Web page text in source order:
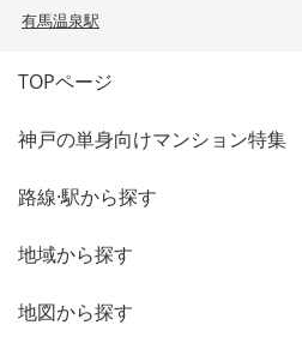
有馬温泉駅
TOPページ
神戸の単身向けマンション特集
路線·駅から探す
地域から探す
地図から探す